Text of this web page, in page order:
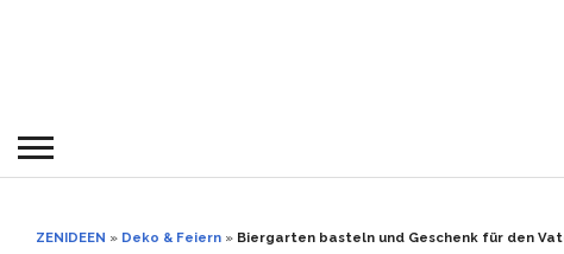
ZENIDEEN » Deko & Feiern » Biergarten basteln und Geschenk für den